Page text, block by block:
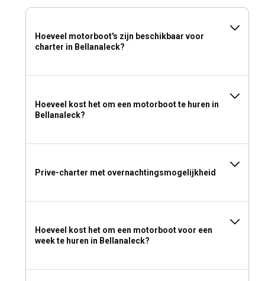
Hoeveel motorboot's zijn beschikbaar voor
charter in Bellanaleck?
Hoeveel kost het om een motorboot te huren in
Bellanaleck?
Prive-charter met overnachtingsmogelijkheid
Hoeveel kost het om een motorboot voor een
week te huren in Bellanaleck?